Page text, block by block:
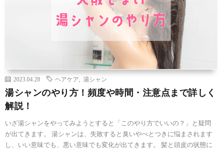
2023.04.28 ヘアケア 湯シャン
湯シャンのやり方！頻度や時間・注意点まで詳しく
解説！
いざ湯シャンをやってみようとすると「このやり方でいいの？」と疑問
が出てきます。 湯シャンは、失敗すると臭いやべとつきに悩まされます
し、いい意味でも、悪い意味でも変化が出てきます。 髪と頭皮の状態に